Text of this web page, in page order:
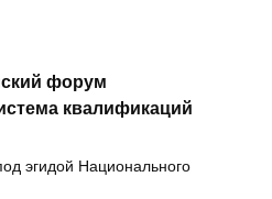
форум
квалификаций
эгидой Национального